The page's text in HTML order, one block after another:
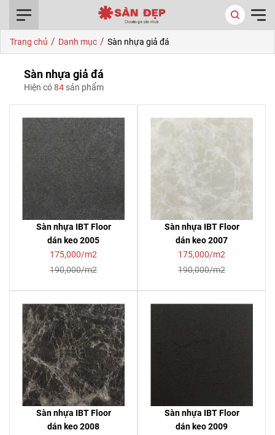
Trang chủ / Danh mục / Sàn nhựa giả đá
Sàn nhựa giả đá
Hiện có84 sản phẩm
Sàn nhựa IBT Floor
dán keo 2005
175,000/m2
190,000/m2
Sàn nhựa IBT Floor
dán keo 2007
175,000/m2
190,000/m2
Sàn nhựa IBT Floor
dán keo 2008
Sàn nhựa IBT Floor
dán keo 2009